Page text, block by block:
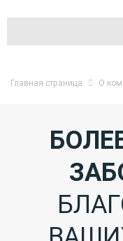
Главная страница О